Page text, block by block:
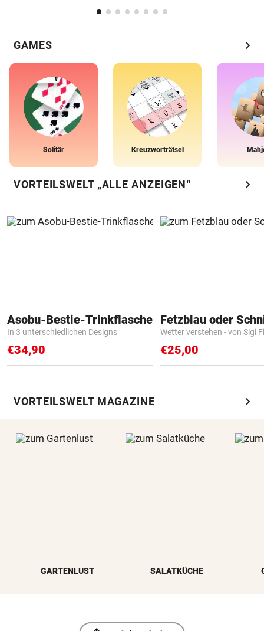
GAMES chevron_right
Solitär Kreuzworträtsel
VORTEILSWELT „ALLE ANZEIGEN“ chevron_right
Asobu-Bestie-Trinkflasche
In 3 unterschiedlichen Designs
€34,90
Fetzblau oder
Wetter verstehen - von Sigi
€25,00
VORTEILSWELT MAGAZINE chevron_right
GARTENLUST SALATKÜCHE